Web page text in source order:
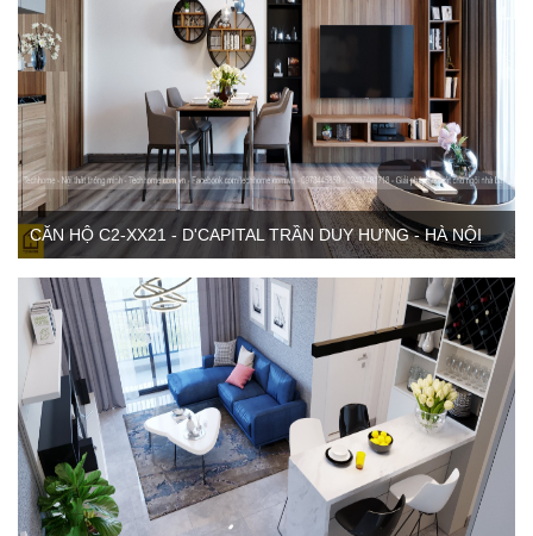
CĂN HỘ C2-XX21 - D'CAPITAL TRẦN DUY HƯNG - HÀ NỘI